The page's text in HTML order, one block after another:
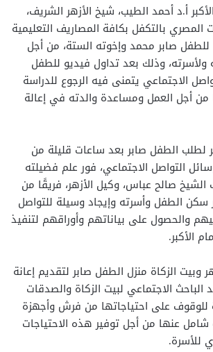
أ.د أحمد الطيب، شيخ الأزهر الشريف،
المصري بالتكفل بكافة المصاريف التعليمية
صابر محمد وإخوته الستة، من أجل
ولأسرته، وذلك بعد تداول فيديو للطفل
الاجتماعي يتمنى فيه الرجوع للدراسة
من أجل العمل ومساعدة والدته في إعالة
لطلب الطفل صابر بعد ساعات قليلة من
التواصل الاجتماعي، فور علم فضيلته
صالح عباس، وكيل الأزهر، فريقًا من
سكن الطفل وأسرته وإيجاد وسيلة للتواصل
والحصول على بياناتهم وأوراقهم لتنفيذ
الأكبر.
وبيت الزكاة منزل الطفل صابر لتقديم إعانة
الباحث الاجتماعي لبيت الزكاة والصدقات
للوقوف على احتياجاتها من فرش وأجهزة
شامل عنها من أجل توفير هذه الاحتياجات
للأسرة.